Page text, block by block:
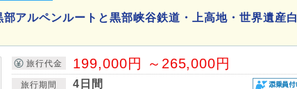
部アルペンルートと黒部峡谷鉄道・上高地・世界遺産白
旅行代金 199,000円 ～265,000円
旅行期間 4日間